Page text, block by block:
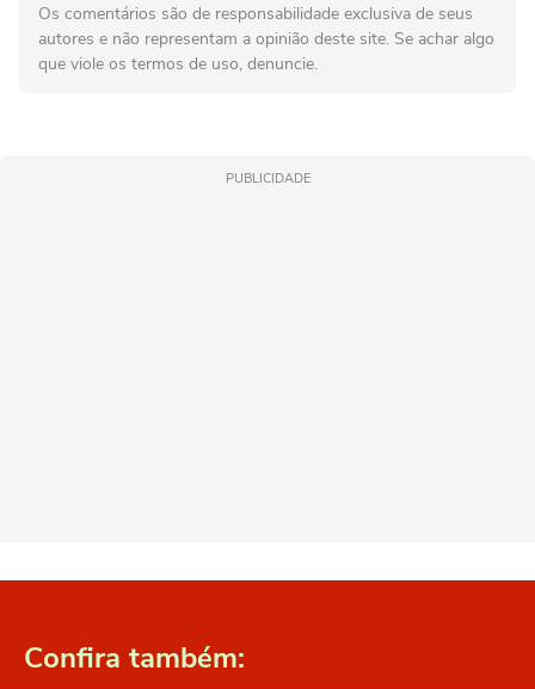
Os comentários são de responsabilidade exclusiva de seus
autores e não representam a opinião deste site. Se achar algo
que viole os termos de uso, denuncie.
PUBLICIDADE
Confira também: